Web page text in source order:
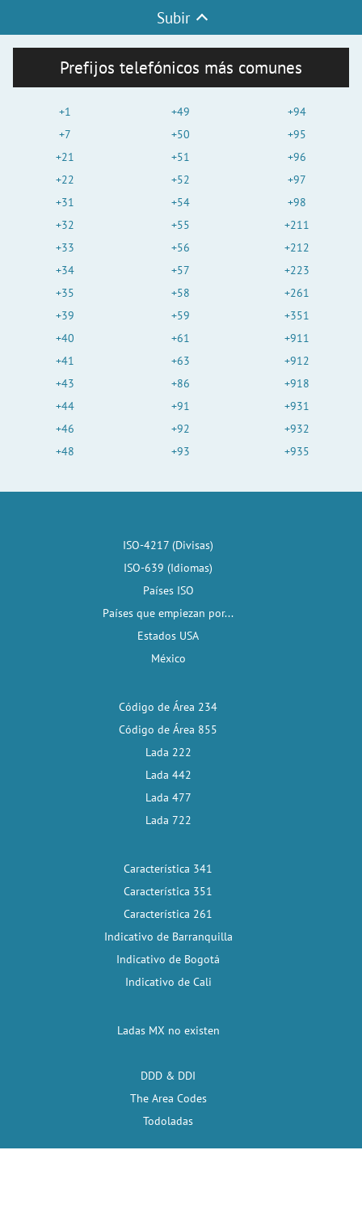
Subir
Prefijos telefónicos más comunes
+1
+7
+21
+22
+31
+32
+33
+34
+35
+39
+40
+41
+43
+44
+46
+48
+49
+50
+51
+52
+54
+55
+56
+57
+58
+59
+61
+63
+86
+91
+92
+93
+94
+95
+96
+97
+98
+211
+212
+223
+261
+351
+911
+912
+918
+931
+932
+935
ISO-4217 (Divisas)
ISO-639 (Idiomas)
Países ISO
Países que empiezan por...
Estados USA
México
Código de Área 234
Código de Área 855
Lada 222
Lada 442
Lada 477
Lada 722
Característica 341
Característica 351
Característica 261
Indicativo de Barranquilla
Indicativo de Bogotá
Indicativo de Cali
Ladas MX no existen
DDD & DDI
The Area Codes
Todoladas